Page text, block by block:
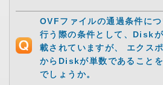
OVFファイルの通過条件に
行う際の条件として、Disk
載されていますが、 エクス
からDiskが単数であること
でしょうか。